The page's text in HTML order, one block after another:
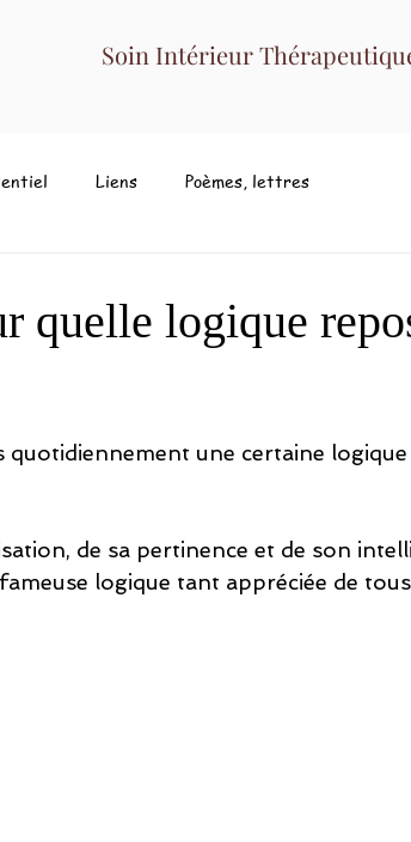
Soin Intérieur
Liens Poèmes, lettres
quelle logique
une certaine logique
de sa pertinence et de son
logique tant appréciée de